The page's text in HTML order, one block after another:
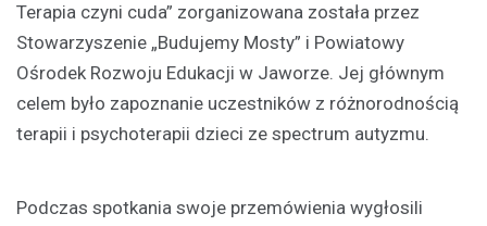
Terapia czyni cuda” zorganizowana została przez
Stowarzyszenie „Budujemy Mosty” i Powiatowy
Ośrodek Rozwoju Edukacji w Jaworze. Jej głównym
celem było zapoznanie uczestników z różnorodnością
terapii i psychoterapii dzieci ze spectrum autyzmu.
Podczas spotkania swoje przemówienia wygłosili